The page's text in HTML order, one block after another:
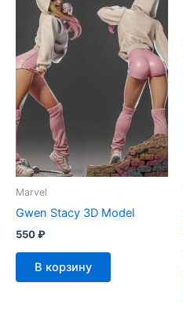
Marvel
Gwen Stacy 3D Model
550₽
В корзину